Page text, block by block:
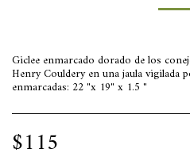
Giclee enmarcado dorado de los
Henry Couldery en una jaula vigilada
enmarcadas: 22 "x 19" x 1.5 "
$115